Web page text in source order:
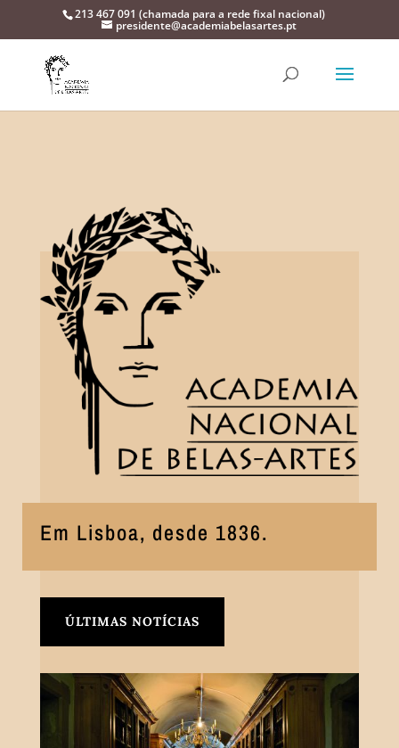
213 467 091 (chamada para a rede fixal nacional)
presidente@academiabelasartes.pt
Em Lisboa, desde 1836.
ÚLTIMAS NOTÍCIAS